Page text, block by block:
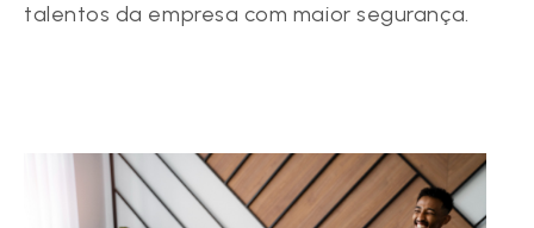
talentos da empresa com maior segurança.